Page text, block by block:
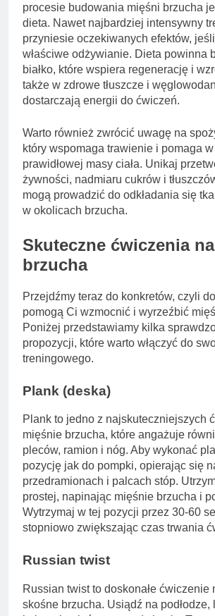
procesie budowania mięśni brzucha
dieta. Nawet najbardziej intensywny
przyniesie oczekiwanych efektów,
właściwe odżywianie. Dieta powinna
białko, które wspiera regenerację i
także w zdrowe tłuszcze i
dostarczają energii do ćwiczeń.
Warto również zwrócić uwagę na
który wspomaga trawienie i pomaga
prawidłowej masy ciała. Unikaj
żywności, nadmiaru cukrów i
mogą prowadzić do odkładania się
w okolicach brzucha.
Skuteczne ćwiczenia
brzucha
Przejdźmy teraz do konkretów, czyli
pomogą Ci wzmocnić i wyrzeźbić
Poniżej przedstawiamy kilka
propozycji, które warto włączyć do
treningowego.
Plank (deska)
Plank to jedno z najskuteczniejszych
mięśnie brzucha, które angażuje
pleców, ramion i nóg. Aby wykonać
pozycję jak do pompki, opierając się
przedramionach i palcach stóp.
prostej, napinając mięśnie brzucha i
Wytrzymaj w tej pozycji przez 30-60
stopniowo zwiększając czas trwania
Russian twist
Russian twist to doskonałe ćwiczenie
skośne brzucha. Usiądź na podłodze,